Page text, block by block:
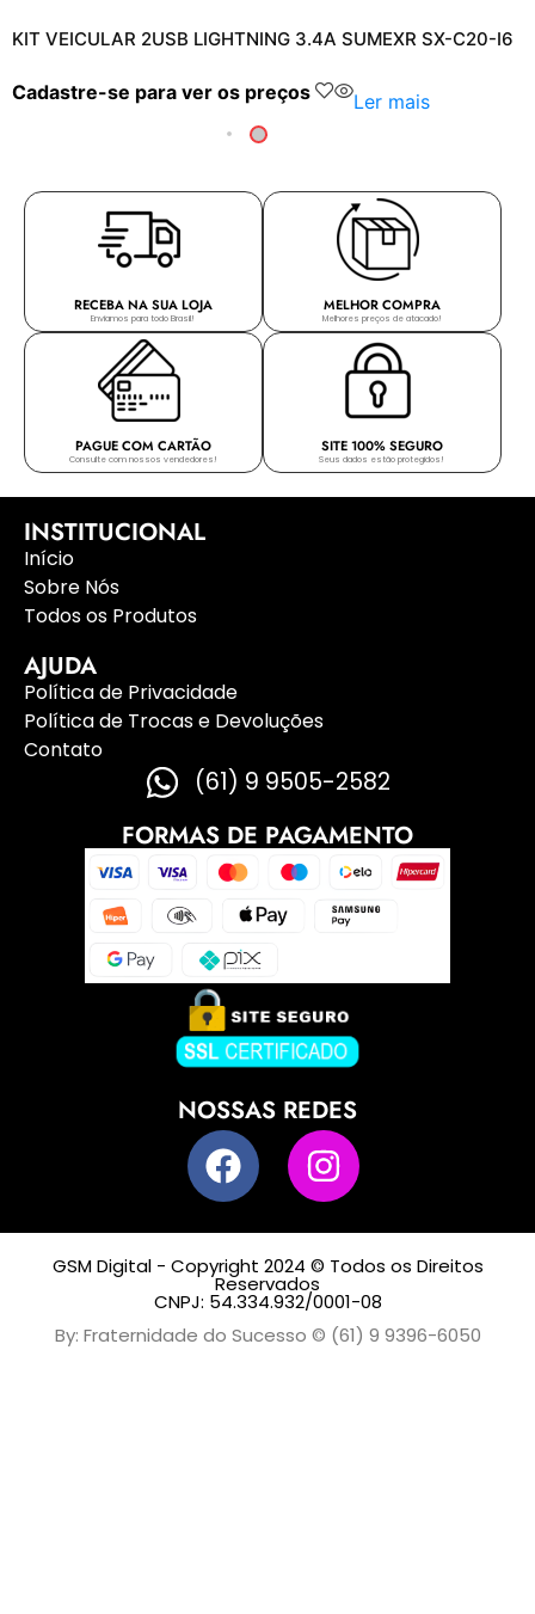
KIT VEICULAR 2USB LIGHTNING 3.4A SUMEXR SX-C20-I6
Cadastre-se para ver os preços Ler mais
RECEBA NA SUA LOJA
Enviamos para todo Brasil!
MELHOR COMPRA
Melhores preços de atacado!
PAGUE COM CARTÃO
Consulte com nossos vendedores!
SITE 100% SEGURO
Seus dados estão protegidos!
INSTITUCIONAL
Início
Sobre Nós
Todos os Produtos
AJUDA
Política de Privacidade
Política de Trocas e Devoluções
Contato
(61) 9 9505-2582
FORMAS DE PAGAMENTO
NOSSAS REDES
GSM Digital - Copyright 2024 © Todos os Direitos
Reservados
CNPJ: 54.334.932/0001-08
By: Fraternidade do Sucesso © (61) 9 9396-6050